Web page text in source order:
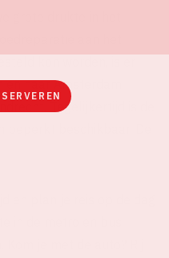
grote drukte in het
aan het
kon worden, is er
naar Amsterdam
Tegelijkertijd is de
beschikbaar. De
en plan je reis op de dag
in de metro en bus
je met de auto? Rij